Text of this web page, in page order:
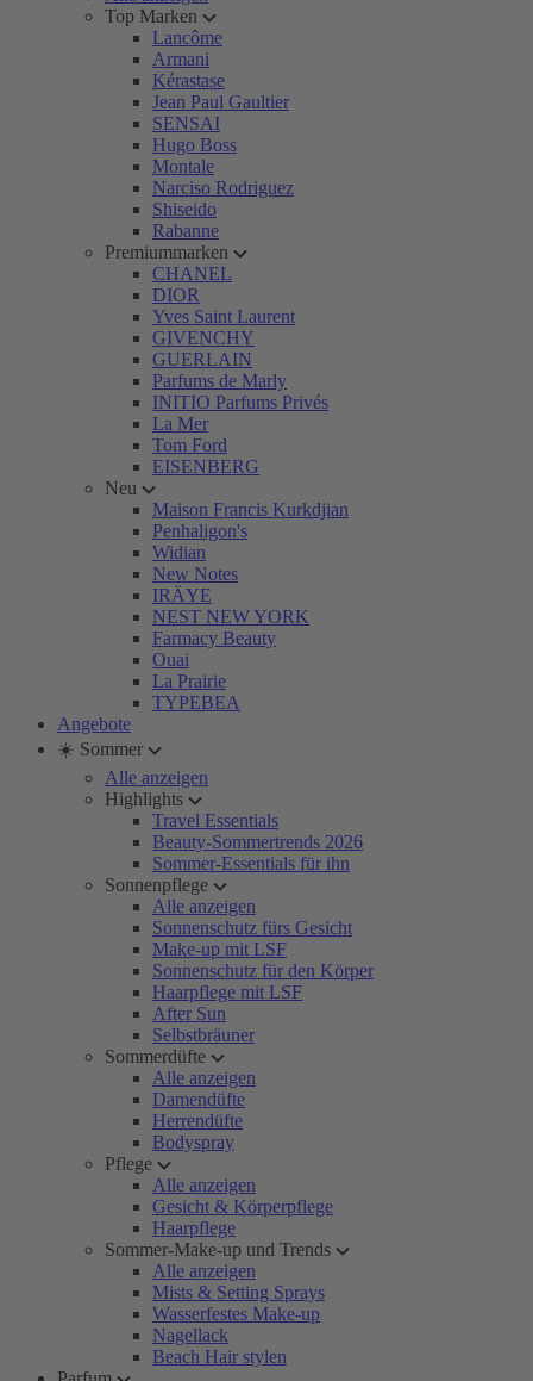
Top Marken
Lancôme
Armani
Kérastase
Jean Paul Gaultier
SENSAI
Hugo Boss
Montale
Narciso Rodriguez
Shiseido
Rabanne
Premiummarken
CHANEL
DIOR
Yves Saint Laurent
GIVENCHY
GUERLAIN
Parfums de Marly
INITIO Parfums Privés
La Mer
Tom Ford
EISENBERG
Neu
Maison Francis Kurkdjian
Penhaligon's
Widian
New Notes
IRÄYE
NEST NEW YORK
Farmacy Beauty
Ouai
La Prairie
TYPEBEA
Angebote
☀️ Sommer
Alle anzeigen
Highlights
Travel Essentials
Beauty-Sommertrends 2026
Sommer-Essentials für ihn
Sonnenpflege
Alle anzeigen
Sonnenschutz fürs Gesicht
Make-up mit LSF
Sonnenschutz für den Körper
Haarpflege mit LSF
After Sun
Selbstbräuner
Sommerdüfte
Alle anzeigen
Damendüfte
Herrendüfte
Bodyspray
Pflege
Alle anzeigen
Gesicht & Körperpflege
Haarpflege
Sommer-Make-up und Trends
Alle anzeigen
Mists & Setting Sprays
Wasserfestes Make-up
Nagellack
Beach Hair stylen